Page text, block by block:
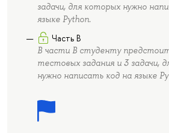
задачи, для которых нужно
языке Python.
Часть B
В части В студенту
тестовых задания и 3 задачи,
нужно написать код на языке